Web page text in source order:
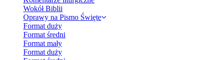
Wokół Biblii
Oprawy na Pismo Święte
Format duży
Format średni
Format mały
Format duży